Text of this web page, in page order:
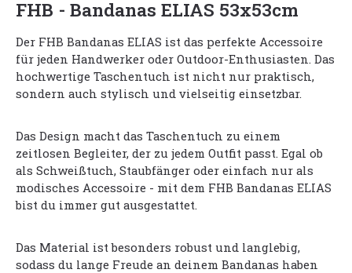
FHB - Bandanas ELIAS 53x53cm
Der FHB Bandanas ELIAS ist das perfekte Accessoire
für jeden Handwerker oder Outdoor-Enthusiasten. Das
hochwertige Taschentuch ist nicht nur praktisch,
sondern auch stylisch und vielseitig einsetzbar.
Das Design macht das Taschentuch zu einem
zeitlosen Begleiter, der zu jedem Outfit passt. Egal ob
als Schweißtuch, Staubfänger oder einfach nur als
modisches Accessoire - mit dem FHB Bandanas ELIAS
bist du immer gut ausgestattet.
Das Material ist besonders robust und langlebig,
sodass du lange Freude an deinem Bandanas haben